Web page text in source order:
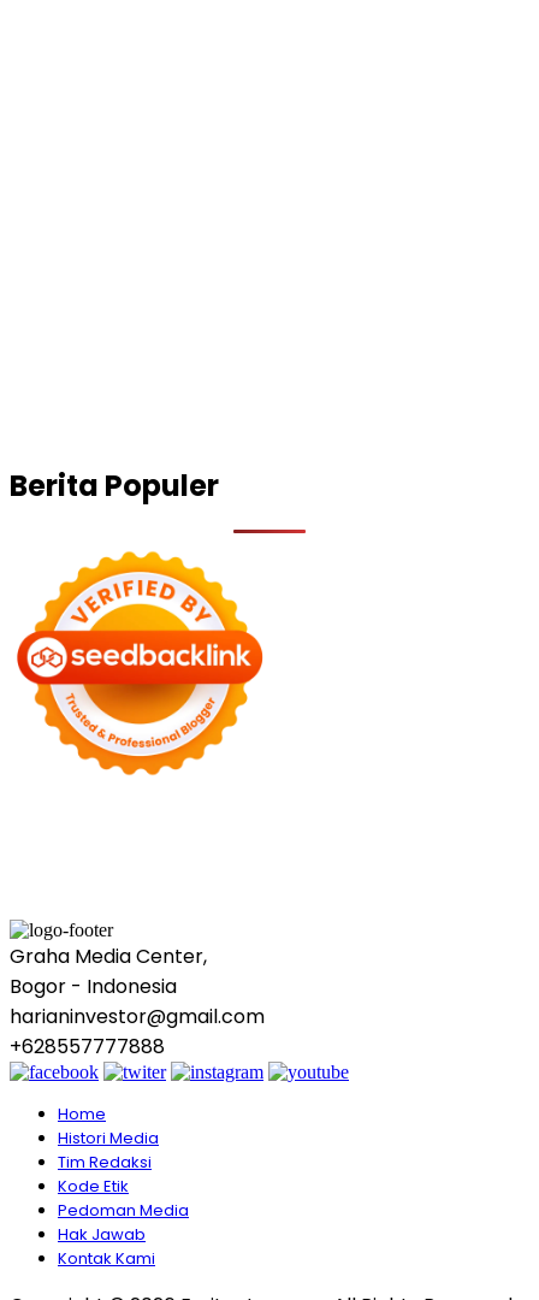
Berita Populer
Graha Media Center,
Bogor - Indonesia
harianinvestor@gmail.com
+628557777888
Home
Histori Media
Tim Redaksi
Kode Etik
Pedoman Media
Hak Jawab
Kontak Kami